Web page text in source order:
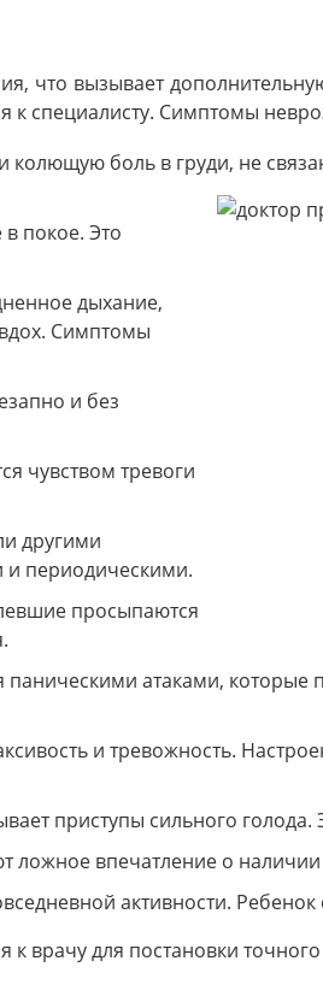
что вызывает
специалисту. Симптомы
боль в груди, не
покое. Это
дыхание,
вдох. Симптомы
и без
чувством тревоги
другими
и периодическими.
просыпаются
атаками,
и тревожность.
приступы сильного
ложное впечатление о
активности.
врачу для постановки